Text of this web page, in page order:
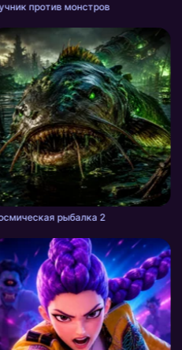
против монстров
рыбалка 2